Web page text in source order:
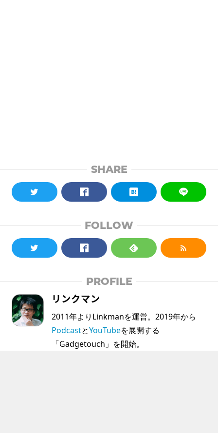
SHARE
FOLLOW
PROFILE
リンクマン
2011年よりLinkmanを運営。2019年から
PodcastとYouTubeを展開する
「Gadgetouch」を開始。